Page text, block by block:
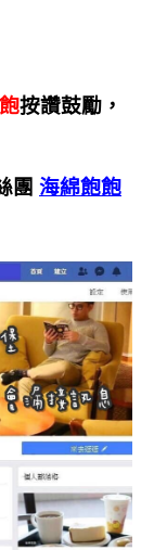
按讚鼓勵，
團 海綿飽飽